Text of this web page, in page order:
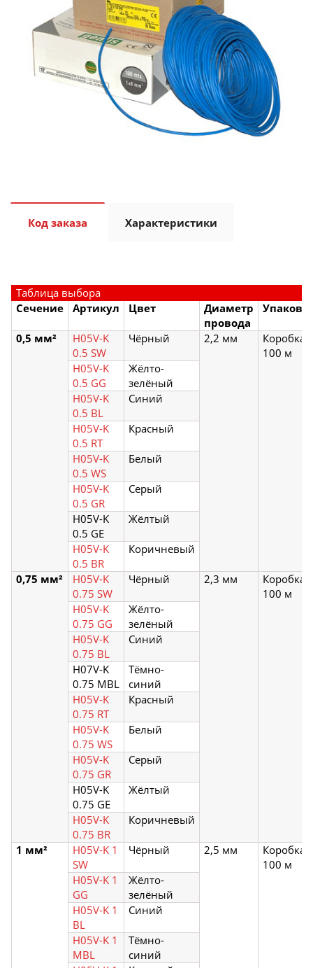
Код заказа Характеристики
Таблица выбора
Сечение
Артикул Цвет
Диаметр
провода
0,5 мм²
H05V-K
0.5 SW
Чёрный 2,2 мм
Коробка
100 м
H05V-K
0.5 GG
Жёлто-
зелёный
H05V-K
0.5 BL
Синий
H05V-K
0.5 RT
Красный
H05V-K
0.5 WS
Белый
H05V-K
0.5 GR
Серый
H05V-K
0.5 GE
Жёлтый
H05V-K
0.5 BR
Коричневый
0,75 мм²
H05V-K
0.75 SW
Чёрный 2,3 мм
Коробка
100 м
H05V-K
0.75 GG
Жёлто-
зелёный
H05V-K
0.75 BL
Синий
H07V-K
0.75 MBL
Тёмно-
синий
H05V-K
0.75 RT
Красный
H05V-K
0.75 WS
Белый
H05V-K
0.75 GR
Серый
H05V-K
0.75 GE
Жёлтый
H05V-K
0.75 BR
Коричневый
1 мм²
H05V-K 1
SW
Чёрный 2,5 мм
Коробка
100 м
H05V-K 1
GG
Жёлто-
зелёный
H05V-K 1
BL
Синий
H05V-K 1
MBL
Тёмно-
синий